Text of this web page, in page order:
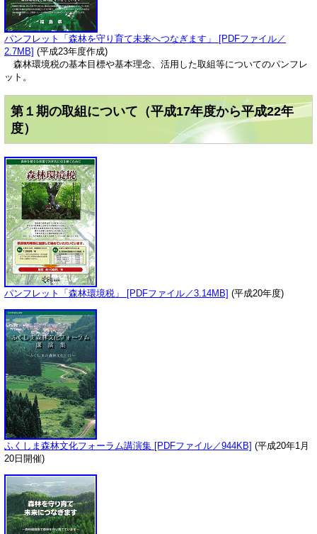
パンフレット「森林を守り育て未来へつなぎます」 [PDFファイル／
2.7MB] (平成23年度作成)
森林環境税の基本目標や基本理念、活用した取組等についてのパンフレ
ット。
第１期の取組について（平成17年度から平成22年
度）
パンフレット「森林環境税」 [PDFファイル／3.14MB] (平成20年度)
ふくしま森林文化フォーラム講演集 [PDFファイル／944KB] (平成20年1月
20日開催)